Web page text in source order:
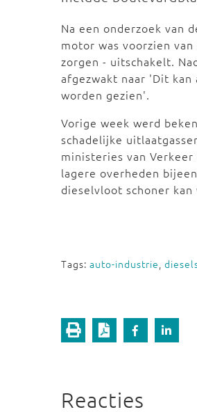
Na een onderzoek van
motor was voorzien
zorgen - uitschakelt.
afgezwakt naar 'Dit
worden gezien'.
Vorige week werd
schadelijke
ministeries van
lagere overheden
dieselvloot schoner
Tags: auto-industrie,
Reacties